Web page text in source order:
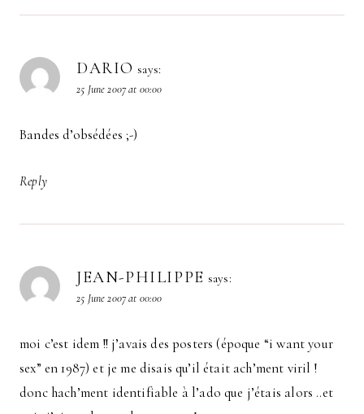
DARIO says:
25 June 2007 at 00:00
Bandes d’obsédées ;-)
Reply
JEAN-PHILIPPE says:
25 June 2007 at 00:00
moi c’est idem !! j’avais des posters (époque “i want your
sex” en 1987) et je me disais qu’il était ach’ment viril !
donc hach’ment identifiable à l’ado que j’étais alors ..et